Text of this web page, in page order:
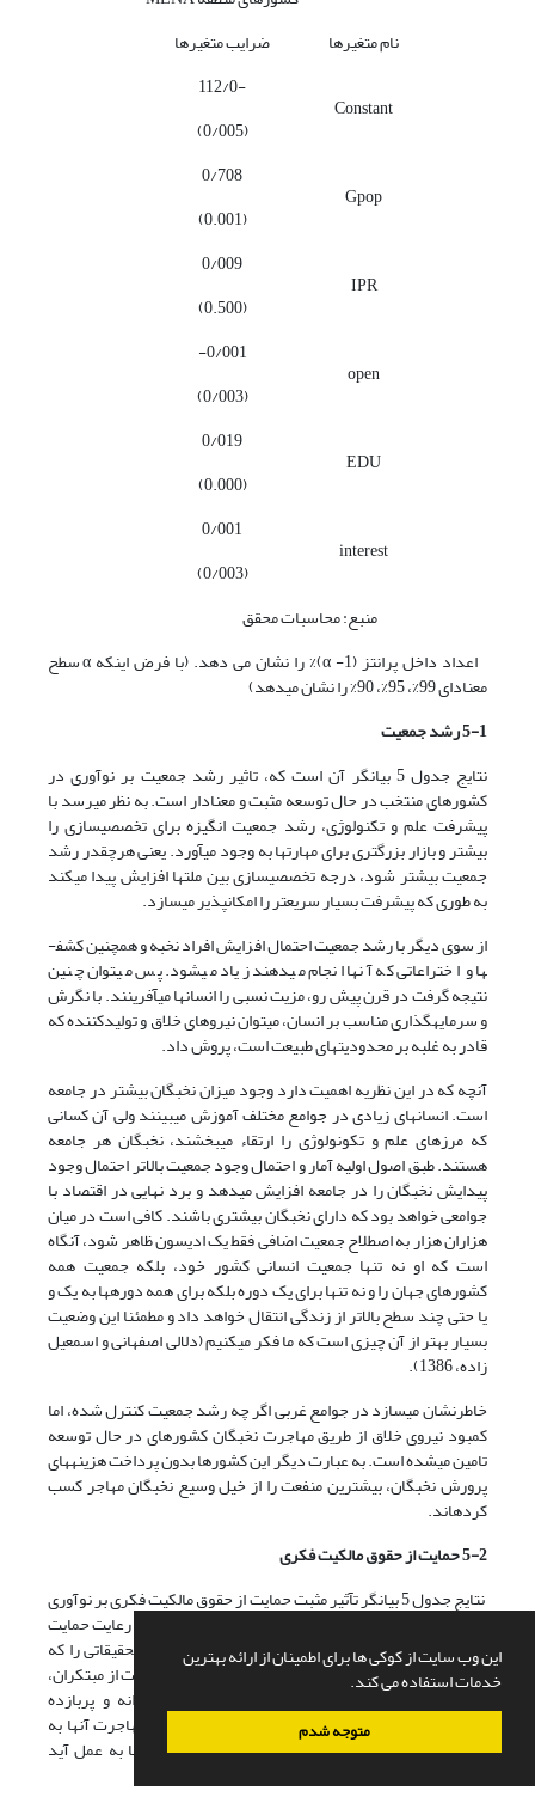
این وب سایت از کوکی ها برای اطمینان از ارائه بهترین
خدمات استفاده می کند.
متوجه شدم
نام متغیرها
ضرایب متغیرها
Constant
112/0-
(0/005)
Gpop
0/708
(0.001)
IPR
0/009
(0.500)
open
-0/001
(0/003)
EDU
0/019
(0.000)
interest
0/001
(0/003)
منبع: محاسبات محقق
اعداد داخل پرانتز (α -1)% را نشان می دهد. (با فرض اینکه α سطح
معنادای 99%، 95%، 90% را نشان می­دهد)
5-1 رشد جمعیت
نتایج جدول 5 بیانگر آن است که، تاثیر رشد جمعیت بر نوآوری در
کشورهای منتخب در حال توسعه مثبت و معنادار است. به نظر می­رسد با
پیشرفت علم و تکنولوژی، رشد جمعیت انگیزه برای تخصصی­سازی را
بیشتر و بازار بزرگ­تری برای مهارت­ها به وجود می­آورد. یعنی هرچقدر رشد
جمعیت بیشتر شود، درجه تخصصی­سازی بین ملت­ها افزایش پیدا می­کند
به طوری که پیشرفت بسیار سریع­تر را امکان­پذیر می­سازد.
از سوی دیگر با رشد جمعیت احتمال افزایش افراد نخبه و همچنین کشف­
ها و اختراعاتی که آنها انجام می­دهند زیاد می­شود. پس می­توان چنین
نتیجه گرفت در قرن پیش رو، مزیت نسبی را انسان­ها می­آفرینند. با نگرش
و سرمایه­گذاری مناسب بر انسان، می­توان نیروهای خلاق و تولید­کننده که
قادر به غلبه بر محدودیت­های طبیعت است، پروش داد.
آنچه که در این نظریه اهمیت دارد وجود میزان نخبگان بیشتر در جامعه
است. انسان­های زیادی در جوامع مختلف آموزش می­بینند ولی آن کسانی
که مرزهای علم و تکونولوژی را ارتقاء می­بخشند، نخبگان هر جامعه
هستند. طبق اصول اولیه آمار و احتمال وجود جمعیت بالاتر احتمال وجود
پیدایش نخبگان را در جامعه افزایش می­دهد و برد نهایی در اقتصاد با
جوامعی خواهد بود که دارای نخبگان بیشتری باشند. کافی است در میان
هزاران هزار به اصطلاح جمعیت اضافی فقط یک ادیسون ظاهر شود، آنگاه
است که او نه تنها جمعیت انسانی کشور خود، بلکه جمعیت همه
کشورهای جهان را و نه تنها برای یک دوره بلکه برای همه دوره­ها به یک و
یا حتی چند سطح بالاتر از زندگی انتقال خواهد داد و مطمئنا این وضعیت
بسیار بهتر از آن چیزی است که ما فکر می­کنیم (دلالی اصفهانی و اسمعیل
زاده، 1386).
خاطرنشان می­سازد در جوامع غربی اگر چه رشد جمعیت کنترل شده، اما
کمبود نیروی خلاق از طریق مهاجرت نخبگان کشورهای در حال توسعه
تامین می­شده است. به عبارت دیگر این کشورها بدون پرداخت هزینه­های
پرورش نخبگان، بیشترین منفعت را از خیل وسیع نخبگان مهاجر کسب
کرده­اند.
5-2 حمایت از حقوق مالکیت فکری
نتایج جدول 5 بیانگر تآثیر مثبت حمایت از حقوق مالکیت فکری بر نوآوری
در کشورهای منتخب در حال توسعه است. در صورت عدم رعایت حمایت
از حقوق مالکیت فکری نمی­توان به هیچ طریقی اقدامات تحقیقاتی را که
مستلزم صرف هزینه گزافی است، توجیه نمود. عدم حمایت از مبتکران،
نوآوران و صاحبان اثر، جذابیت انجام فعالیت­های نوآورانه و پربازده
اقتصادی برای نخبگان جامعه را خواهد کاست و موجب مهاجرت آنها به
کشورهایی می­شود که در این زمینه حمایت موثری از آنها به عمل آید